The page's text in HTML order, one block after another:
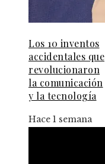
Los 10 inventos
accidentales que
revolucionaron
la comunicación
y la tecnología
Hace 1 semana